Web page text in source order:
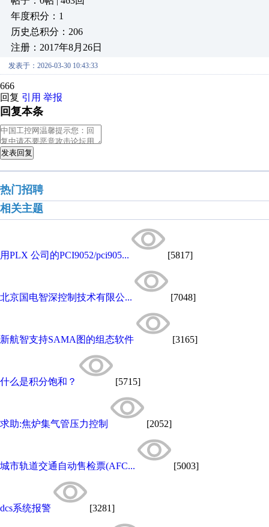
年度积分：1
历史总积分：206
注册：2017年8月26日
发表于：2026-03-30 10:43:33
666
回复 引用 举报
回复本条
发表回复
热门招聘
相关主题
用PLX 公司的PCI9052/pci905... [5817]
北京国电智深控制技术有限公... [7048]
新航智支持SAMA图的组态软件 [3165]
什么是积分饱和？ [5715]
求助:焦炉集气管压力控制 [2052]
城市轨道交通自动售检票(AFC... [5003]
dcs系统报警 [3281]